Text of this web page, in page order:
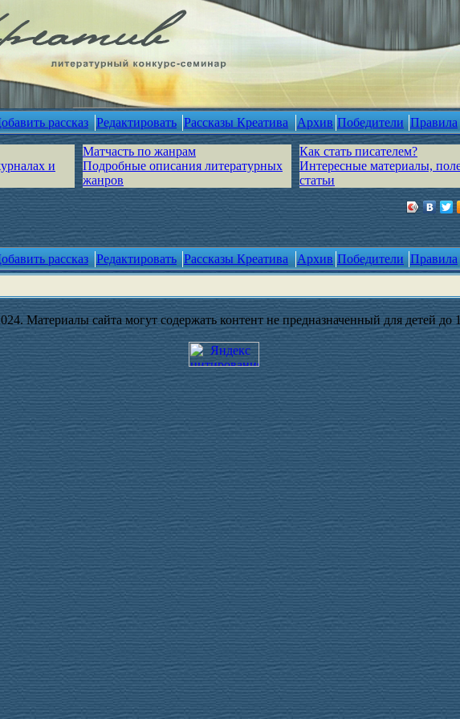
рассказ Редактировать Рассказы Креатива Архив Победители Правила
и
Матчасть по жанрам
Подробные описания литературных
жанров
Как стать писателем?
Интересные материалы,
статьи
рассказ Редактировать Рассказы Креатива Архив Победители Правила
Материалы сайта могут содержать контент не предназначенный для детей до